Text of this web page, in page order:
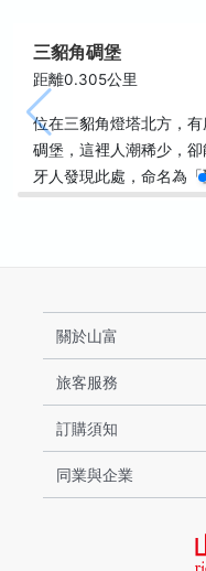
三貂角碉堡
距離0.305公里
位在三貂角燈塔北方，
碉堡，這裡人潮稀少，
牙人發現此處，命名為
關於山富
旅客服務
訂購須知
同業與企業